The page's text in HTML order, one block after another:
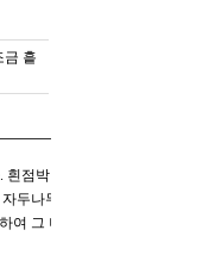
금 흩
흰점박
두나무
여 그 나